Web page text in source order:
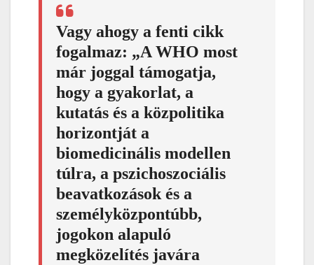
Vagy ahogy a fenti cikk
fogalmaz: „A WHO most
már joggal támogatja,
hogy a gyakorlat, a
kutatás és a közpolitika
horizontját a
biomedicinális modellen
túlra, a pszichoszociális
beavatkozások és a
személyközpontúbb,
jogokon alapuló
megközelítés javára